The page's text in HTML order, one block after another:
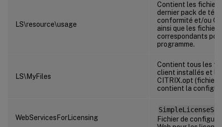
LS\resource\usage
Contient les
dernier pack de
conformité et/ou
ainsi que les fichiers
correspondants
programme.
LS\MyFiles
Contient tous les
client installés et le
CITRIX.opt (fichier
contient la
WebServicesForLicensing
Fichier de